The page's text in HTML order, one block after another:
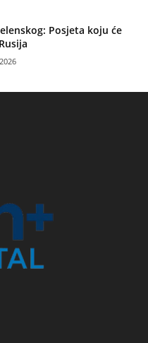
Posjeta koju će